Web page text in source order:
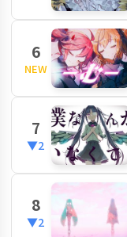
6
NEW
7
▼2
8
▼2